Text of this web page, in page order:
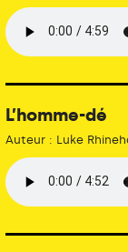
L’homme-dé
Auteur : Luke